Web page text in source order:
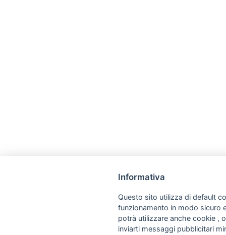
Informativa
Questo sito utilizza di default
funzionamento in modo sicuro
potrà utilizzare anche cookie ,
inviarti messaggi pubblicitari